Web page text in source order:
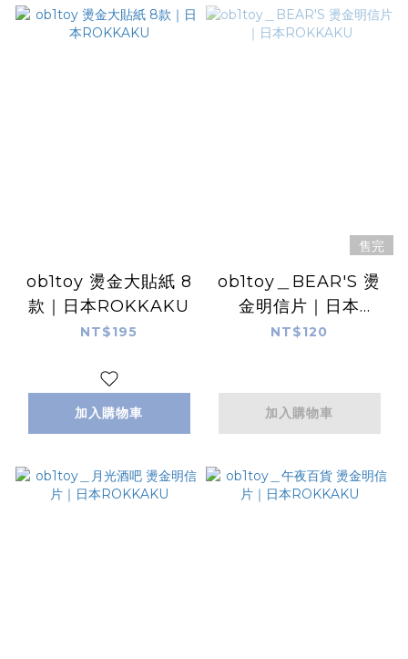
ob1toy 燙金大貼紙 8
款｜日本ROKKAKU
NT$195
加入購物車
售完
ob1toy＿BEAR'S 燙
金明信片｜日本
ROKKAKU
NT$120
加入購物車